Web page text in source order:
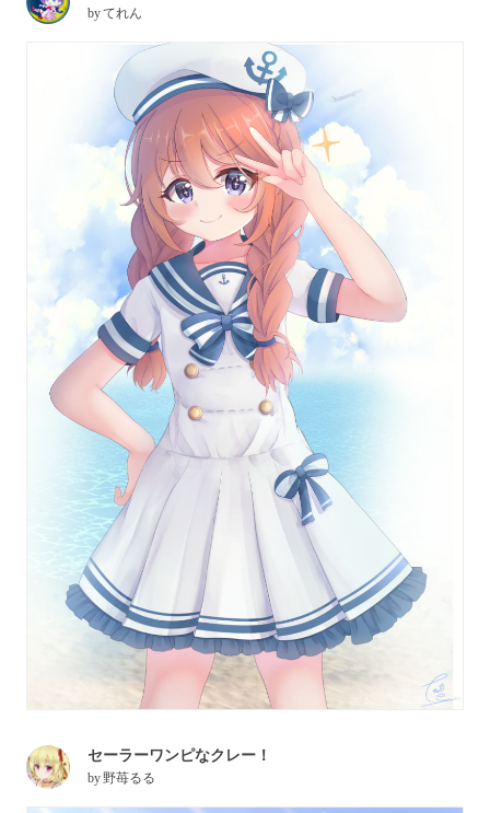
byてれん
セーラーワンピなクレー！
by野苺るる